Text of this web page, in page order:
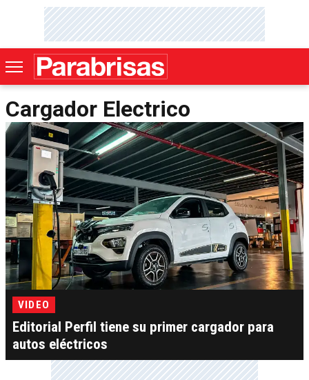
Cargador Electrico
VIDEO
Editorial Perfil tiene su primer cargador para
autos eléctricos